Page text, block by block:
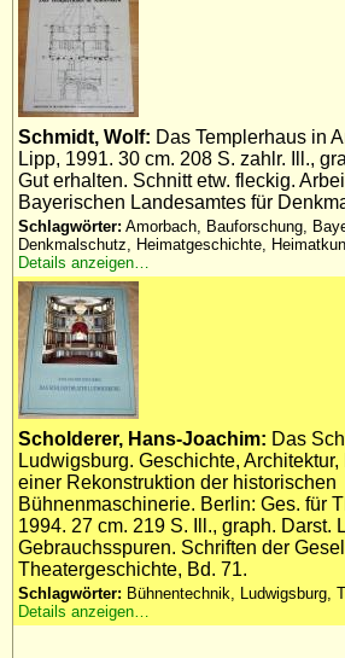
Schmidt, Wolf: Das Templerhaus in
Lipp, 1991. 30 cm. 208 S. zahlr. Ill.,
Gut erhalten. Schnitt etw. fleckig.
Bayerischen Landesamtes für
Schlagwörter: Amorbach, Bauforschung,
Denkmalschutz, Heimatgeschichte,
Details anzeigen…
Scholderer, Hans-Joachim: Das
Ludwigsburg. Geschichte,
einer Rekonstruktion der historischen
Bühnenmaschinerie. Berlin: Ges. für
1994. 27 cm. 219 S. Ill., graph. Darst.
Gebrauchsspuren. Schriften der
Theatergeschichte, Bd. 71.
Schlagwörter: Bühnentechnik, Ludwigsburg,
Details anzeigen…